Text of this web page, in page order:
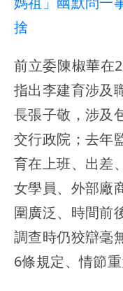
捨
前立委陳椒華在
指出李建育涉及
長張子敬，涉及
交行政院；去年
育在上班、出差
女學員、外部廠
圍廣泛、時間前
調查時仍狡辯毫
6條規定、情節重